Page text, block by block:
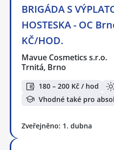
BRIGÁDA S
HOSTESKA - OC
KČ/HOD.
Mavue Cosmetics s.r.o.
Trnitá, Brno
180 – 200 Kč / hod
Vhodné také pro
Zveřejněno: 1. dubna